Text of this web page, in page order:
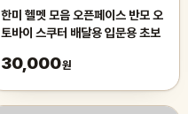
한미 헬멧 모음 오픈페이스 반모 오
토바이 스쿠터 배달용 입문용 초보
30,000원